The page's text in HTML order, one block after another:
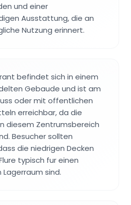
und einer
Ausstattung, die an
Nutzung erinnert.
befindet sich in einem
Gebaude und ist am
oder mit offentlichen
erreichbar, da die
diesem Zentrumsbereich
Besucher sollten
die niedrigen Decken
typisch fur einen
sind.